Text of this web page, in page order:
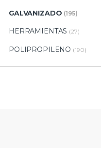
GALVANIZADO (195)
HERRAMIENTAS (27)
POLIPROPILENO (190)